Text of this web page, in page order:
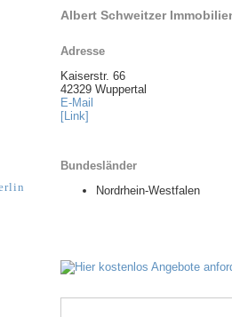
Albert Schweitzer
Adresse
Kaiserstr. 66
42329 Wuppertal
E-Mail
[Link]
Bundesländer
Nordrhein-Westfalen